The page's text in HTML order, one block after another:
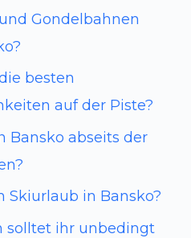
Gondelbahnen
besten
auf der Piste?
Bansko abseits der
Skiurlaub in Bansko?
solltet ihr unbedingt